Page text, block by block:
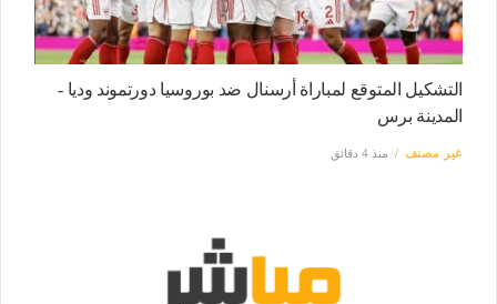
التشكيل المتوقع لمباراة أرسنال ضد بوروسيا دورتموند وديا -
المدينة برس
غير مصنف منذ 4 دقائق